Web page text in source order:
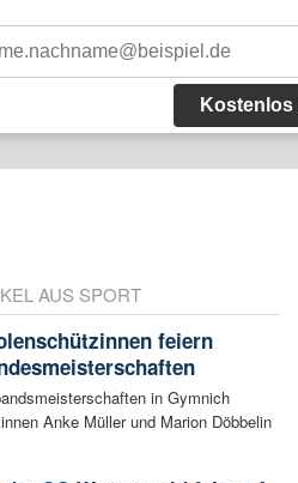
Kostenlos
AUS SPORT
feiern
in Gymnich
Anke Müller und Marion Döbbelin